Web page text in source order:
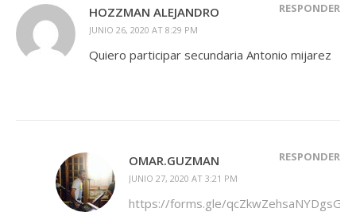
HOZZMAN ALEJANDRO
JUNIO 26, 2020 AT 8:29 PM
RESPONDER
Quiero participar secundaria Antonio mijarez
OMAR.GUZMAN
JUNIO 27, 2020 AT 3:21 PM
RESPONDER
https://forms.gle/qcZkwZehsaNYDgsGA